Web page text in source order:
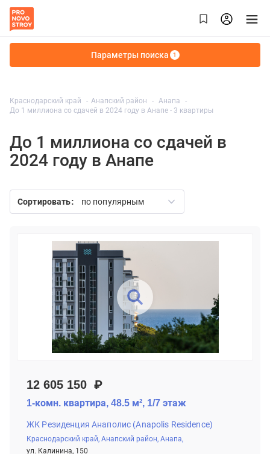
Параметры поиска 1
Краснодарский край Анапский район
Анапа
До 1 миллиона со сдачей в 2024 году в Анапе - 3 квартиры
До 1 миллиона со сдачей в
2024 году в Анапе
Сортировать: по популярным
1-комн. квартира, 48.5 м², 1/7 этаж
ЖК Резиденция Анаполис (Anapolis Residence)
Краснодарский край, Анапский район, Анапа,
ул. Калинина, 150
12 605 150 ₽